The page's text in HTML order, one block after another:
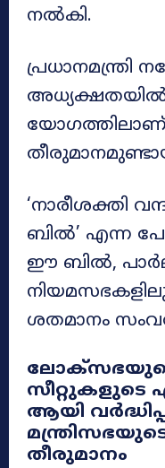
നൽകി.
പ്രധാനമന്ത്രി
അധ്യക്ഷതയിൽ
‘നാരീശക്തി
ബിൽ’ എന്ന
ഈ ബിൽ,
ശതമാനം
ലോക്സഭയുടെ
സീറ്റുകളുടെ
ആയി
തീരുമാനം